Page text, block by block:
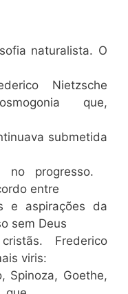
naturalista. O
Nietzsche
que,
submetida
no progresso.
entre
e aspirações da
sem Deus
Frederico
viris:
Spinoza, Goethe,